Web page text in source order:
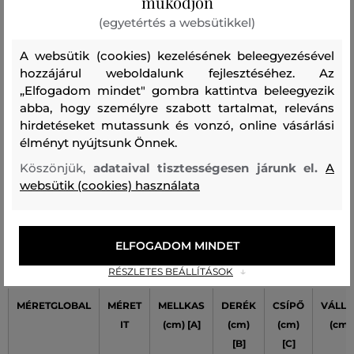
A méret egy kicsit kisebb, mint
A méret megegyezik az általam
szokásosan viselt mérettel
0
A méret egy kicsit nagyobb, mint
amit általában viselek
A méret sokkal nagyobb, mint
amit viselek
Női mérettáblázata Karl Lagerfeld
MÉRETGLOBAL
MÉRET
IT
MELLKAS
(cm) [A]
DERÉK
(cm)
[B]
CSÍPŐ
(cm)
[C]
(cm)
(egyetértés a websütikkel)
A websütik (cookies) kezelésének beleegyezésével
hozzájárul weboldalunk fejlesztéséhez. Az
„Elfogadom mindet" gombra kattintva beleegyezik
abba, hogy személyre szabott tartalmat, releváns
hirdetéseket mutassunk és vonzó, online vásárlási
élményt nyújtsunk Önnek.
Köszönjük, adataival tisztességesen járunk el.A
websütik (cookies) használata
RÉSZLETES BEÁLLÍTÁSOK
ELFOGADOM MINDET